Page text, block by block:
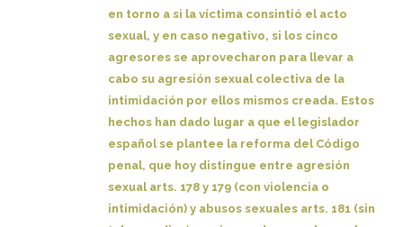
en torno a si la víctima consintió el acto
sexual, y en caso negativo, si los cinco
agresores se aprovecharon para llevar a
cabo su agresión sexual colectiva de la
intimidación por ellos mismos creada. Estos
hechos han dado lugar a que el legislador
español se plantee la reforma del Código
penal, que hoy distingue entre agresión
sexual arts. 178 y 179 (con violencia o
intimidación) y abusos sexuales arts. 181 (sin